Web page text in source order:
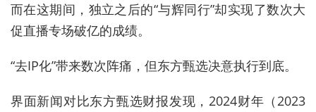
而在这期间，独立之后的“与辉同行”却实现了数次大
促直播专场破亿的成绩。
“去IP化”带来数次阵痛，但东方甄选决意执行到底。
界面新闻对比东方甄选财报发现， 2024财年（2023